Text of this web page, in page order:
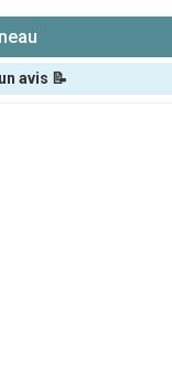
avis 📝